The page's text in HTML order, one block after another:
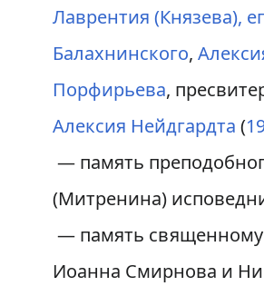
Лаврентия (Князева),
Балахнинского,
Порфирьева,
Алексия Нейдгардта (
— память
(Митренина)
— память
Иоанна Смирнова и